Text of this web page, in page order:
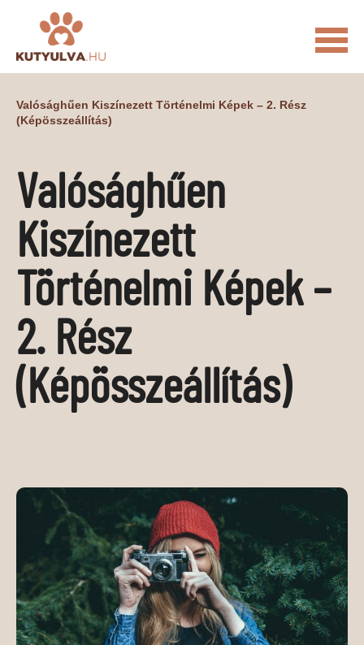
MACSKÁS VIDEÓK
ÉLETKÉPEK NÖVÉNYEK
ÁLLATI
ÁLLATI ELEDELEK ÁLLATI FELSZERELÉSEK
ÁLLATI SZOLGÁLTATÁSOK
PR CIKKEK
MÉDIAAJÁNLAT
KAPCSOLAT
Valósághűen Kiszínezett Történelmi Képek – 2. Rész
(képösszeállítás)
Valósághűen
Kiszínezett
Történelmi Képek –
2. Rész
(képösszeállítás)